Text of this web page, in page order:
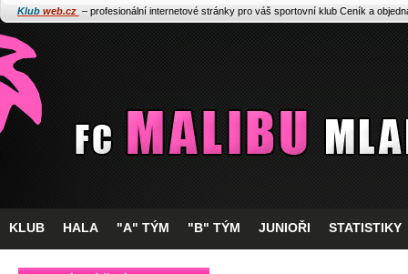
Klub web.cz – profesionální internetové stránky pro váš sportovní klub Ceník a
KLUB HALA "A" TÝM "B" TÝM JUNIOŘI STATISTIKY